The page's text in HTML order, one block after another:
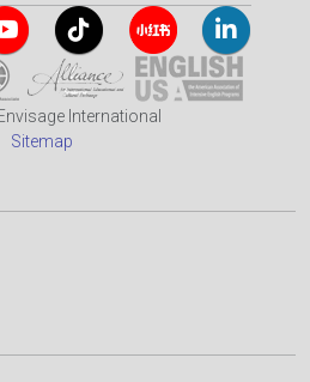
International
Sitemap